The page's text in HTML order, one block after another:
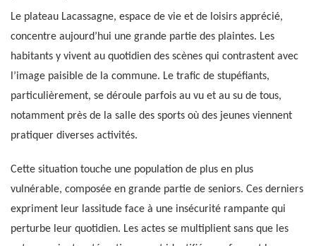
Le plateau Lacassagne, espace de vie et de loisirs apprécié,
concentre aujourd’hui une grande partie des plaintes. Les
habitants y vivent au quotidien des scènes qui contrastent avec
l’image paisible de la commune. Le trafic de stupéfiants,
particulièrement, se déroule parfois au vu et au su de tous,
notamment près de la salle des sports où des jeunes viennent
pratiquer diverses activités.
Cette situation touche une population de plus en plus
vulnérable, composée en grande partie de seniors. Ces derniers
expriment leur lassitude face à une insécurité rampante qui
perturbe leur quotidien. Les actes se multiplient sans que les